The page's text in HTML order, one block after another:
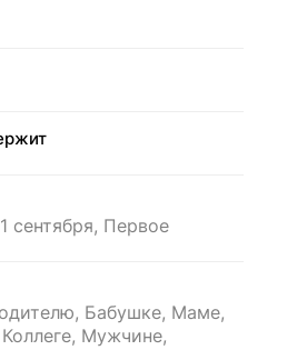
сентября, Первое
Бабушке, Маме,
Мужчине,